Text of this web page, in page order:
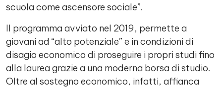
scuola come ascensore sociale”.
Il programma avviato nel 2019, permette a
giovani ad “alto potenziale” e in condizioni di
disagio economico di proseguire i propri studi fino
alla laurea grazie a una moderna borsa di studio.
Oltre al sostegno economico, infatti, affianca